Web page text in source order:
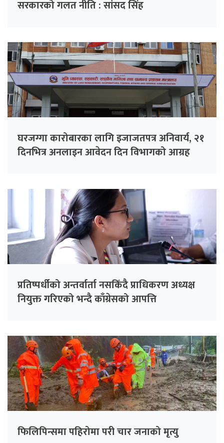
सरकारको गलत नीति : सांसद सिंह
घरजग्गा कारोबारका लागि इजाजतपत्र अनिवार्य, २१
दिनभित्र अनलाइन आवेदन दिन विभागको आग्रह
प्रतिष्पर्धीको अन्तर्वार्ता नसकिँदै प्राधिकरण अध्यक्ष
नियुक्त गरिएको भन्दै काँग्रेसको आपत्ति
फिलिपिन्समा पहिरोमा परी चार जनाको मृत्यु